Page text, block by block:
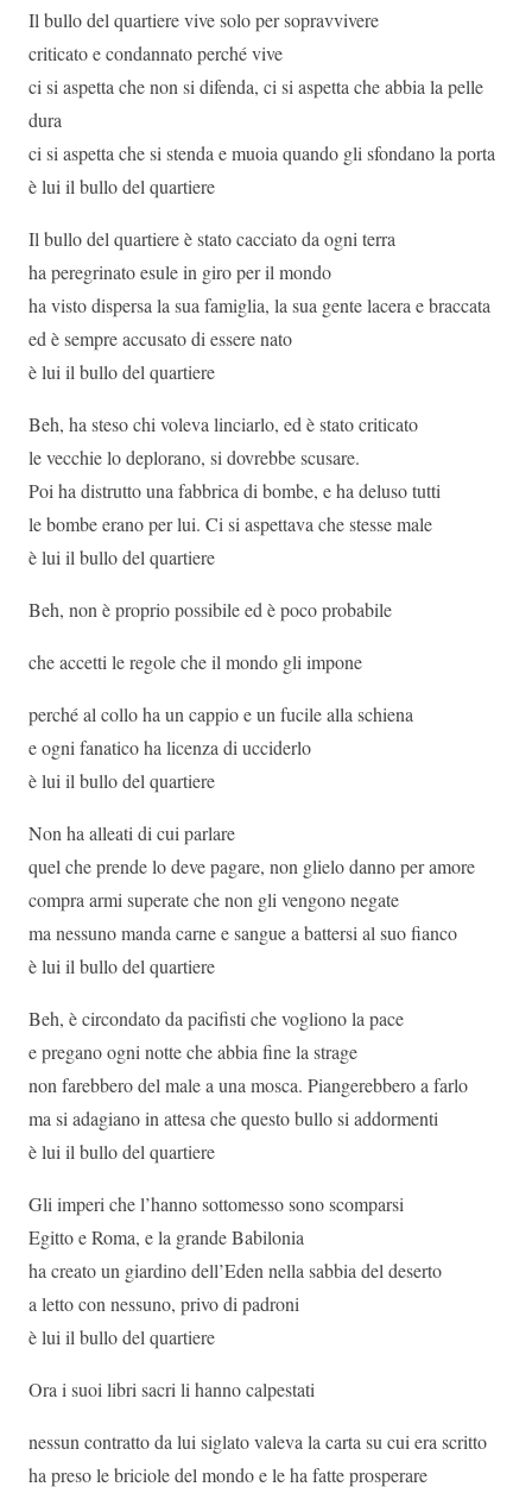
Il bullo del quartiere vive solo per sopravvivere
criticato e condannato perché vive
ci si aspetta che non si difenda, ci si aspetta che abbia la pelle
dura
ci si aspetta che si stenda e muoia quando gli sfondano la porta
è lui il bullo del quartiere
Il bullo del quartiere è stato cacciato da ogni terra
ha peregrinato esule in giro per il mondo
ha visto dispersa la sua famiglia, la sua gente lacera e braccata
ed è sempre accusato di essere nato
è lui il bullo del quartiere
Beh, ha steso chi voleva linciarlo, ed è stato criticato
le vecchie lo deplorano, si dovrebbe scusare.
Poi ha distrutto una fabbrica di bombe, e ha deluso tutti
le bombe erano per lui. Ci si aspettava che stesse male
è lui il bullo del quartiere
Beh, non è proprio possibile ed è poco probabile
che accetti le regole che il mondo gli impone
perché al collo ha un cappio e un fucile alla schiena
e ogni fanatico ha licenza di ucciderlo
è lui il bullo del quartiere
Non ha alleati di cui parlare
quel che prende lo deve pagare, non glielo danno per amore
compra armi superate che non gli vengono negate
ma nessuno manda carne e sangue a battersi al suo fianco
è lui il bullo del quartiere
Beh, è circondato da pacifisti che vogliono la pace
e pregano ogni notte che abbia fine la strage
non farebbero del male a una mosca. Piangerebbero a farlo
ma si adagiano in attesa che questo bullo si addormenti
è lui il bullo del quartiere
Gli imperi che l’hanno sottomesso sono scomparsi
Egitto e Roma, e la grande Babilonia
ha creato un giardino dell’Eden nella sabbia del deserto
a letto con nessuno, privo di padroni
è lui il bullo del quartiere
Ora i suoi libri sacri li hanno calpestati
nessun contratto da lui siglato valeva la carta su cui era scritto
ha preso le briciole del mondo e le ha fatte prosperare